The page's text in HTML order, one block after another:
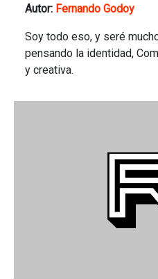
Autor: Fernando Godoy
Soy todo eso, y seré
pensando la identidad,
y creativa.